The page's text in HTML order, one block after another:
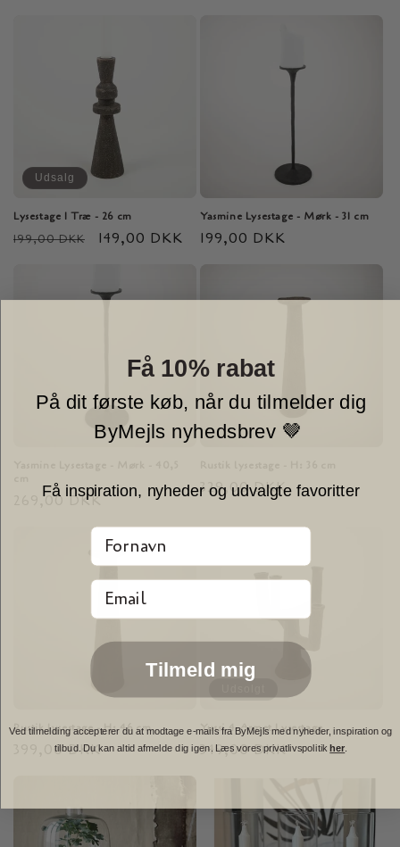
Udsalg
Lysestage I Træ - 26 cm
Normalpris
199,00 DKK Udsalgspris
149,00 DKK
Yasmine Lysestage - Mørk - 31 cm
Normalpris
199,00 DKK
Normalpris
269,00 DKK
Normalpris
329,00 DKK
Rustik lysestage - H: 46 cm
Normalpris
399,00 DKK
Yussi 4-Armet Lysestage
Normalpris
349,00 DKK
Få 10% rabat
På dit første køb, når du tilmelder dig
ByMejls nyhedsbrev 🤎
Få inspiration, nyheder og udvalgte favoritter
Fornavn
Email
Tilmeld mig
Ved tilmelding accepterer du at modtage e-mails fra ByMejls med nyheder, inspiration og
tilbud. Du kan altid afmelde dig igen. Læs vores privatlivspolitik her.